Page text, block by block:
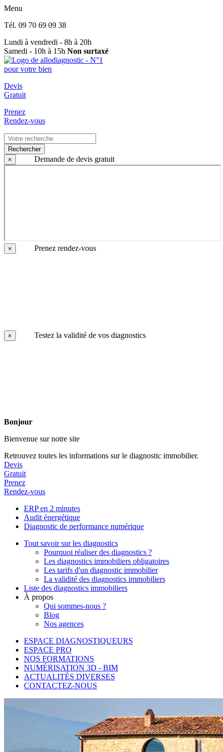
Menu
Tél. 09 70 69 09 38
Lundi à vendredi - 8h à 20h
Samedi - 10h à 15h Non surtaxé
Devis
Gratuit
Prenez
Rendez-vous
Rechercher
×
Demande de devis gratuit
× Prenez rendez-vous
× Testez la validité de vos diagnostics
Bonjour
Bienvenue sur notre site
Retrouvez toutes les informations sur le diagnostic immobilier.
Devis
Gratuit
Prenez
Rendez-vous
ERP en 2 minutes
Audit énergétique
Diagnostic de performance numérique
Tout savoir sur les diagnostics
Pourquoi réaliser des diagnostics ?
Les diagnostics immobiliers obligatoires
Les tarifs d'un diagnostic immobilier
La validité des diagnostics immobiliers
Liste des diagnostics immobiliers
À propos
Qui sommes-nous ?
Blog
Nos agences
ESPACE DIAGNOSTIQUEURS
ESPACE PRO
NOS FORMATIONS
NUMÉRISATION 3D - BIM
ACTUALITÉS DIVERSES
CONTACTEZ-NOUS